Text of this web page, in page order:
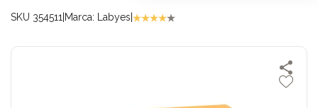
SKU 354511 Marca: Labyes